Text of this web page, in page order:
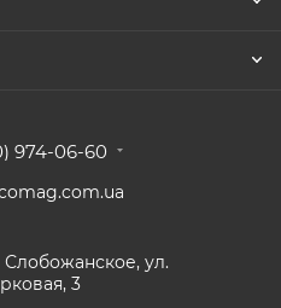
974-06-60
Слобожанское, ул.
3